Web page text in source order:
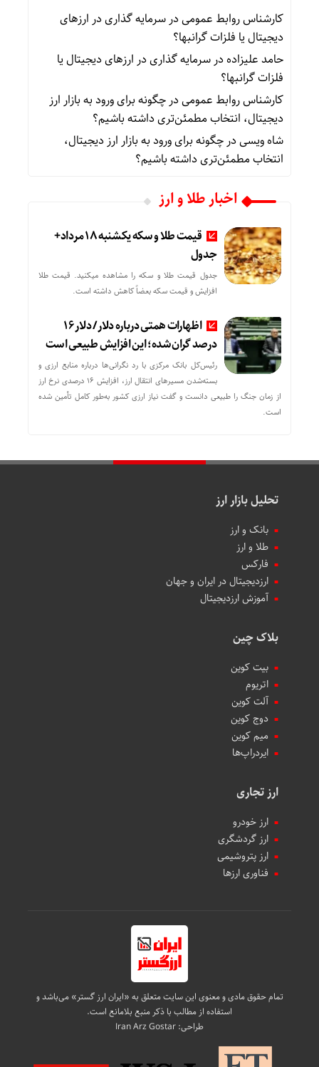
کارشناس روابط عمومیدرسرمایه گذاری در ارزهای
دیجیتال یا فلزات گرانبها؟
حامد علیزادهدرسرمایه گذاری در ارزهای دیجیتال یا
فلزات گرانبها؟
کارشناس روابط عمومیدرچگونه برای ورود به بازار ارز
دیجیتال، انتخاب مطمئن‌تری داشته باشیم؟
شاه ویسیدرچگونه برای ورود به بازار ارز دیجیتال،
انتخاب مطمئن‌تری داشته باشیم؟
اخبار طلا و ارز
قیمت طلا و سکه یکشنبه 18 مرداد+
جدول
جدول قیمت طلا و سکه را مشاهده میکنید. قیمت‌ طلا
افزایش و قیمت سکه بعضاً کاهش داشته است.
اظهارات همتی درباره دلار/ دلار ۱۶
درصد گران شده؛ این افزایش طبیعی است
رئیس‌کل بانک مرکزی با رد نگرانی‌ها درباره منابع ارزی و
بسته‌شدن مسیرهای انتقال ارز، افزایش ۱۶ درصدی نرخ ارز
از زمان جنگ را طبیعی دانست و گفت نیاز ارزی کشور به‌طور کامل تأمین شده
است.
تحلیل بازار ارز
بانک و ارز
طلا و ارز
فارکس
ارزدیجیتال در ایران و جهان
آموزش ارزدیجیتال
بلاک چین
بیت کوین
اتریوم
آلت کوین
دوج کوین
میم کوین‌
ایردراپ‌ها
ارز تجاری
ارز خودرو
ارز گردشگری
ارز پتروشیمی
فناوری ارزها
تمام حقوق مادی و معنوی این سایت متعلق به «ایران ارز گستر» می‌باشد و
استفاده از مطالب با ذکر منبع بلامانع است.
طراحی:Iran Arz Gostar